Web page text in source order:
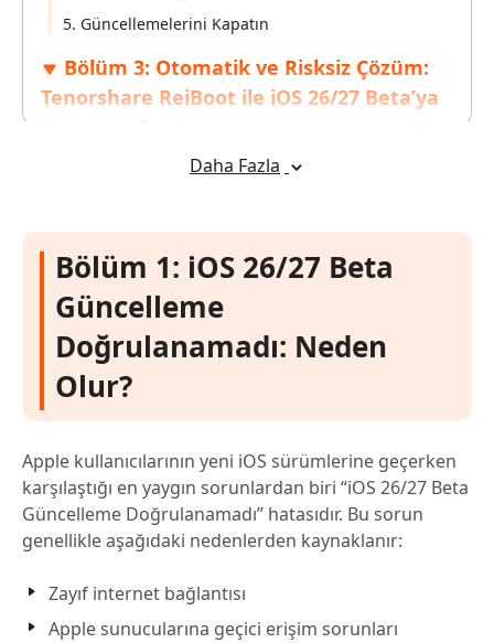
5. Güncellemelerini Kapatın
Bölüm 3: Otomatik ve Risksiz Çözüm:
Tenorshare ReiBoot ile iOS 26/27 Beta’ya
Uzman Tavsiyesi: iOS 26/27 Beta
Daha Fazla
Bölüm 1: iOS 26/27 Beta
Güncelleme
Doğrulanamadı: Neden
Olur?
Apple kullanıcılarının yeni iOS sürümlerine geçerken
karşılaştığı en yaygın sorunlardan biri “iOS 26/27 Beta
Güncelleme Doğrulanamadı” hatasıdır. Bu sorun
genellikle aşağıdaki nedenlerden kaynaklanır:
Zayıf internet bağlantısı
Apple sunucularına geçici erişim sorunları